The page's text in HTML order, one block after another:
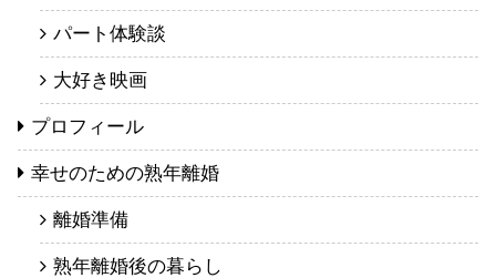
パート体験談
大好き映画
プロフィール
幸せのための熟年離婚
離婚準備
熟年離婚後の暮らし